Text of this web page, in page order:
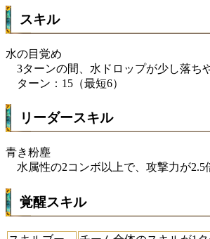
スキル
水の目覚め
3ターンの間、水ドロップが少し落ち
ターン：15（最短6）
リーダースキル
青き粉塵
水属性の2コンボ以上で、攻撃力が2.5
覚醒スキル